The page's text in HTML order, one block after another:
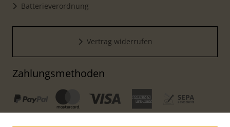
Batterieverordnung
Vertrag widerrufen
Zahlungsmethoden